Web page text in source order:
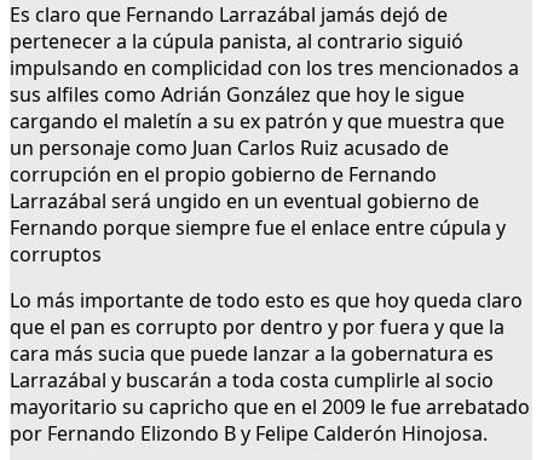
Es claro que Fernando Larrazábal jamás dejó de
pertenecer a la cúpula panista, al contrario siguió
impulsando en complicidad con los tres mencionados a
sus alfiles como Adrián González que hoy le sigue
cargando el maletín a su ex patrón y que muestra que
un personaje como Juan Carlos Ruiz acusado de
corrupción en el propio gobierno de Fernando
Larrazábal será ungido en un eventual gobierno de
Fernando porque siempre fue el enlace entre cúpula y
corruptos
Lo más importante de todo esto es que hoy queda claro
que el pan es corrupto por dentro y por fuera y que la
cara más sucia que puede lanzar a la gobernatura es
Larrazábal y buscarán a toda costa cumplirle al socio
mayoritario su capricho que en el 2009 le fue arrebatado
por Fernando Elizondo B y Felipe Calderón Hinojosa.